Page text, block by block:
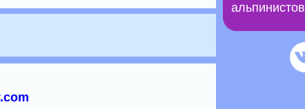
альпинистов